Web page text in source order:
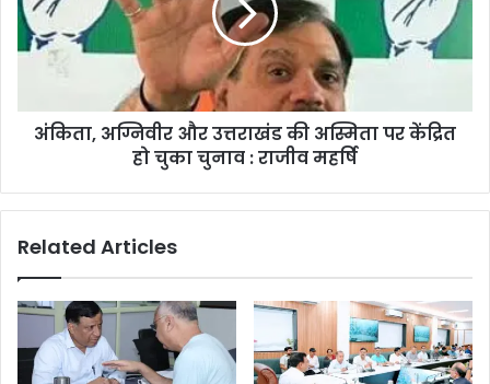
अंकिता, अग्निवीर और उत्तराखंड की अस्मिता पर केंद्रित
हो चुका चुनाव : राजीव महर्षि
Related Articles